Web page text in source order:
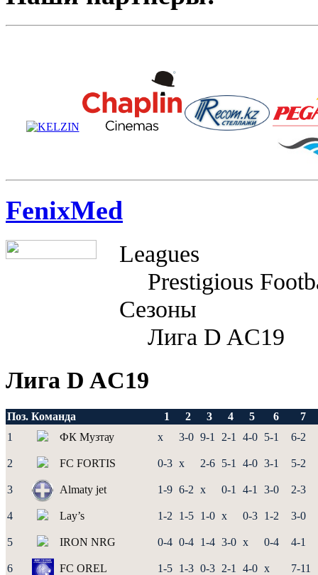
FenixMed
Leagues
Prestigious
Сезоны
Лига D AC19
Лига D AC19
Поз. Команда 1 2 3 4 5 6
7
1
ФК Музтау x 3-0 9-1 2-1 4-0 5-1 6-2
2 FC FORTIS 0-3 x 2-6 5-1 4-0 3-1 5-2
3 Almaty jet 1-9 6-2 x 0-1 4-1 3-0 2-3
4 Lay’s 1-2 1-5 1-0 x 0-3 1-2 3-0
5 IRON NRG 0-4 0-4 1-4 3-0 x 0-4 4-1
6 FC OREL 1-5 1-3 0-3 2-1 4-0 x 7-11